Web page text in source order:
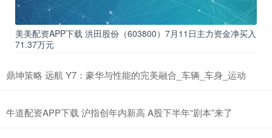
美美配资APP下载 洪田股份（603800）7月11日主力资金净买入
71.37万元
鼎坤策略 远航 Y7：豪华与性能的完美融合​_车辆_车身_运动
牛道配资APP下载 沪指创年内新高 A股下半年“剧本”来了